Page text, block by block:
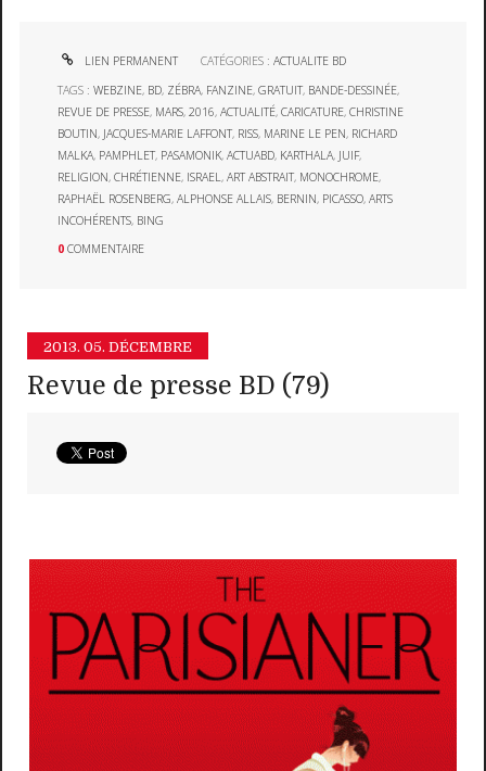
LIEN PERMANENT CATÉGORIES :ACTUALITE BD
TAGS :WEBZINE, BD, ZÉBRA, FANZINE,GRATUIT, BANDE-DESSINÉE,
REVUE DE PRESSE, MARS,2016,ACTUALITÉ,CARICATURE,CHRISTINE
BOUTIN, JACQUES-MARIE LAFFONT, RISS, MARINE LE PEN, RICHARD
MALKA, PAMPHLET, PASAMONIK,ACTUABD, KARTHALA, JUIF,
RELIGION,CHRÉTIENNE, ISRAEL ,ART ABSTRAIT, MONOCHROME,
RAPHAËL ROSENBERG,ALPHONSE ALLAIS, BERNIN, PICASSO,ARTS
INCOHÉRENTS, BING
0 COMMENTAIRE
2013. 05. DÉCEMBRE
Revue de presse BD (79)